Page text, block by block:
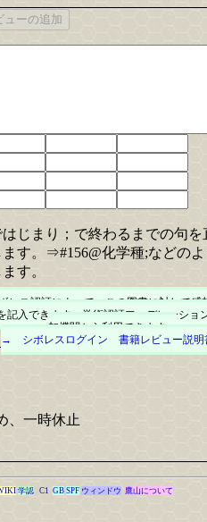
じまり；で終わるまでの句を
ます。⇒#156@化学種;などの
す。
レス認証によって、この図書に対して感
記入できます。学術認証フェデレーショ
加機関から利用できます。
→ シボレスログイン
書籍レビュー説明
、一時休止
学認 C1 GB SPF ウィンドウ 鷹山について